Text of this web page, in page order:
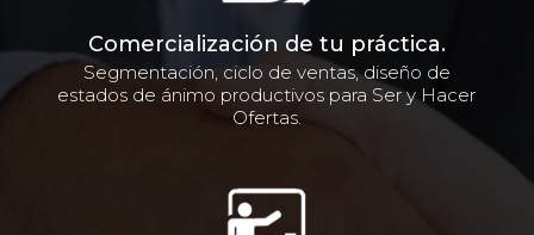
Comercialización de tu práctica.
Segmentación, ciclo de ventas, diseño de
estados de ánimo productivos para Ser y Hacer
Ofertas.